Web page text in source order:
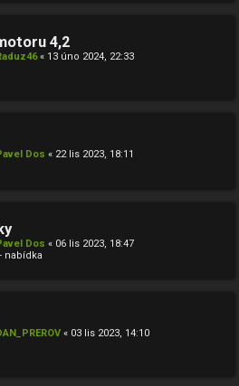
4,2
« 13 úno 2024, 22:33
Dos « 22 lis 2023, 18:11
Dos « 06 lis 2023, 18:47
nabídka
« 03 lis 2023, 14:10